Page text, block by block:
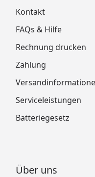
Kontakt
FAQs & Hilfe
Rechnung drucken
Zahlung
Serviceleistungen
Batteriegesetz
Über uns